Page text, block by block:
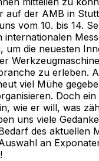
auf der AMB in
vom 10. bis 14.
internationalen
um die neuesten
zu erleben.
viel Mühe
Doch ein
wie er will, was
uns viele
des aktuellen
an